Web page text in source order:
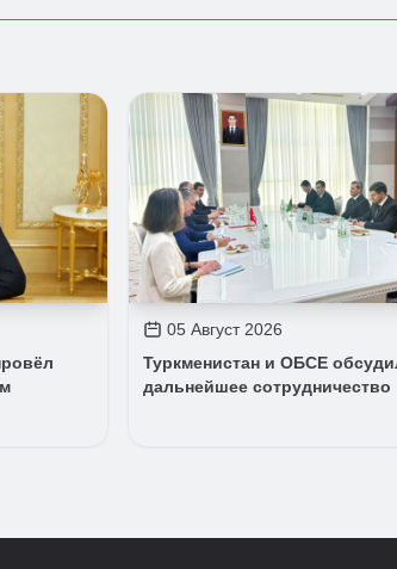
05 Август 2026
Туркменистан и ОБСЕ
дальнейшее сотрудничество